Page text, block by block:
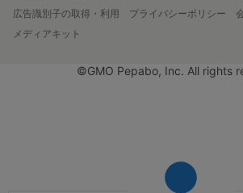
広告識別子の取得・利用
プライバシーポリシー
メディアキット
©GMO Pepabo, Inc. All rights